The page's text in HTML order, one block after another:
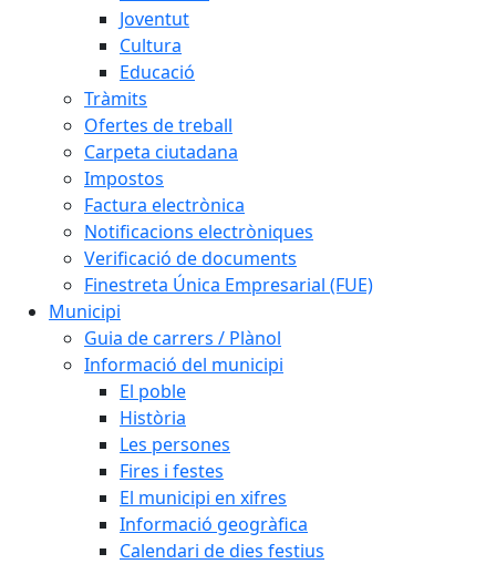
Joventut
Cultura
Educació
Tràmits
Ofertes de treball
Carpeta ciutadana
Impostos
Factura electrònica
Notificacions electròniques
Verificació de documents
Finestreta Única Empresarial (FUE)
Municipi
Guia de carrers / Plànol
Informació del municipi
El poble
Història
Les persones
Fires i festes
El municipi en xifres
Informació geogràfica
Calendari de dies festius